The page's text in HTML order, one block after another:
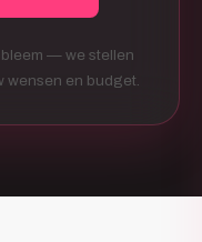
— we stellen
wensen en budget.